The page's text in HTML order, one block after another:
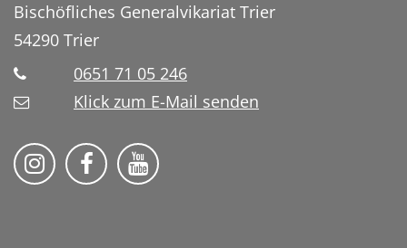
Bischöfliches Generalvikariat Trier
54290 Trier
0651 71 05 246
Klick zum E-Mail senden
Soziale Lerndienste auf Instragram
Soziale Lerndienste auf Facebook
Soziale Lerndienste auf